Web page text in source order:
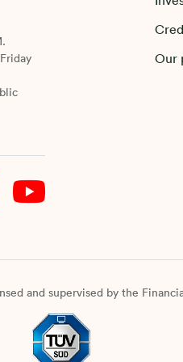
dan/atau
Our
and supervised by the